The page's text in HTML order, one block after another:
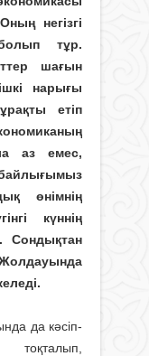
негізгі
тұр.
шағын
нарығы
етіп
аз емес,
өнімнің
күннің
Сондықтан
да кәсіп­